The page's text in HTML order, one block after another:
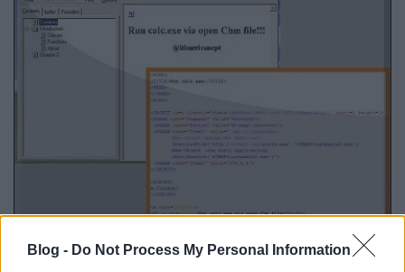
Blog - Do Not Process My Personal Information